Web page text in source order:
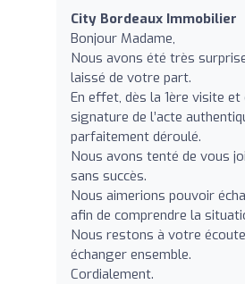
City Bordeaux Immobilier
Bonjour Madame,
Nous avons été très
laissé de votre part.
En effet, dès la 1ère visite et
signature de l’acte
parfaitement déroulé.
Nous avons tenté de vous
sans succès.
Nous aimerions pouvoir
afin de comprendre la
Nous restons à votre
échanger ensemble.
Cordialement.